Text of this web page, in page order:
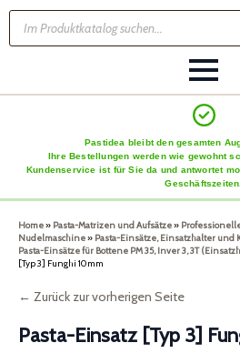
Products
search
Pastidea bleibt den gesamten
Ihre Bestellungen werden wie gewohnt
Kundenservice ist für Sie da und antwortet
Home» Pasta-Matrizen und Aufsätze»
Nudelmaschine» Pasta-Einsätze, Einsatzhalter und
Pasta-Einsätze für Bottene PM 35, Inver 3, 3T
[Typ 3] Funghi 10mm
← Zurück zur vorherigen Seite
Pasta-Einsatz [Typ 3]